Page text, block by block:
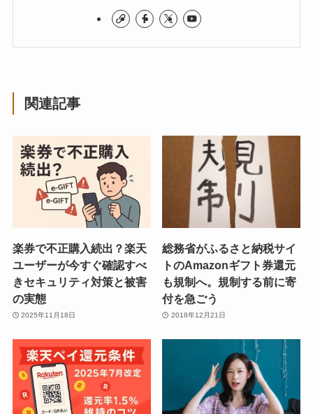
関連記事
楽券で不正購入続出？楽天
ユーザーが今すぐ確認すべ
きセキュリティ対策と被害
の実態
2025年11月18日
総務省がふるさと納税サイ
トのAmazonギフト券還元
も規制へ。規制する前に寄
付を急ごう
2018年12月21日